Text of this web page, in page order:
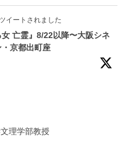
イートされました
亡霊』8/22以降〜大阪シネ
京都出町座
理学部教授